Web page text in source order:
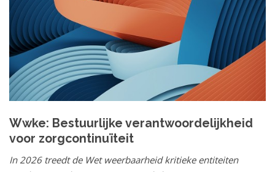
Wwke: Bestuurlijke verantwoordelijkheid
voor zorgcontinuïteit
In 2026 treedt de Wet weerbaarheid kritieke entiteiten